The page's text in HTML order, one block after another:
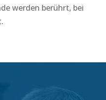
werden berührt, bei